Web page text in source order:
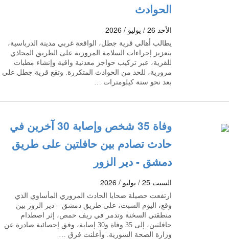
الحوادث
الأحد 26 / يوليو / 2026
يطالب أهالي قرية جطل، الواقعة غربي مدينة الدرباسية،
بتعزيز إجراءات السلامة المرورية على الطريق المحاذي
للقرية، عبر تركيب حواجز معدنية واقية وإنشاء مطبات
مرورية، للحد من الحوادث المتكررة. وتقع قرية جطل على
بعد نحو ستة كيلومترات …
وفاة 35 شخص وإصابة 30 آخرين في
حادث تصادم بين حافلتين على طريق
دمشق - دير الزور
السبت 25 / يوليو / 2026
ارتفعت حصيلة ضحايا الحادث المروري المأساوي الذي
وقع، اليوم السبت، على طريق دمشق – دير الزور بين
منطقتي السخنة وتدمر في ريف حمص، إثر اصطدام
حافلتين، إلى 35 وفاة و30 إصابة، وفق إحصائية صادرة عن
وزارة الصحة السورية. وأعلنت فرق …